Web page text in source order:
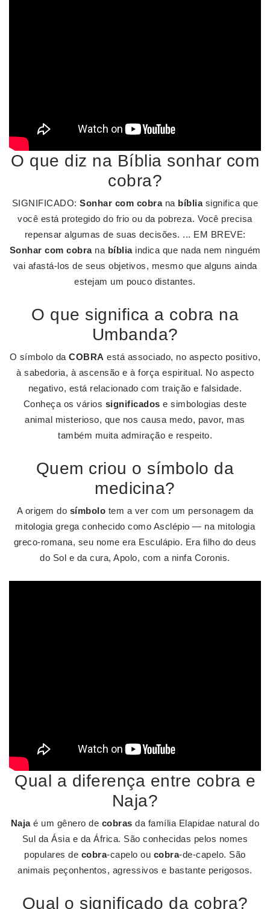
O que diz na Bíblia sonhar com
cobra?
SIGNIFICADO:Sonhar com cobrana bíbliasignifica que
você está protegido do frio ou da pobreza. Você precisa
repensar algumas de suas decisões. ... EM BREVE:
Sonhar com cobrana bíbliaindica que nada nem ninguém
vai afastá-los de seus objetivos, mesmo que alguns ainda
estejam um pouco distantes.
O que significa a cobra na
Umbanda?
O símbolo daCOBRA está associado, no aspecto positivo,
à sabedoria, à ascensão e à força espiritual. No aspecto
negativo, está relacionado com traição e falsidade.
Conheça os vários significados e simbologias deste
animal misterioso, que nos causa medo, pavor, mas
também muita admiração e respeito.
Quem criou o símbolo da
medicina?
A origem do símbolo tem a ver com um personagem da
mitologia grega conhecido como Asclépio — na mitologia
greco-romana, seu nome era Esculápio. Era filho do deus
do Sol e da cura, Apolo, com a ninfa Coronis.
Qual a diferença entre cobra e
Naja?
Najaé um gênero de cobras da família Elapidae natural do
Sul da Ásia e da África. São conhecidas pelos nomes
populares de cobra-capelo ou cobra-de-capelo. São
animais peçonhentos, agressivos e bastante perigosos.
Qual o significado da cobra?